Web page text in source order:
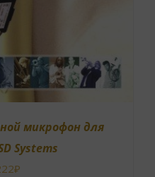
микрофон для
Systems
₽